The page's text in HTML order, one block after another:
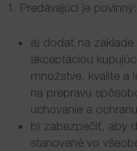
1. Predávajúci je povinný:
a) dodať na
akceptáciou
množstve, kvalite a
na prepravu
uchovanie a
b) zabezpečiť, aby
stanovené vo